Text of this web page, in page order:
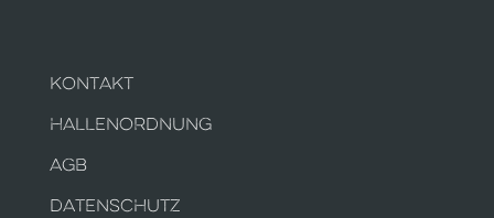
KONTAKT
HALLENORDNUNG
AGB
DATENSCHUTZ